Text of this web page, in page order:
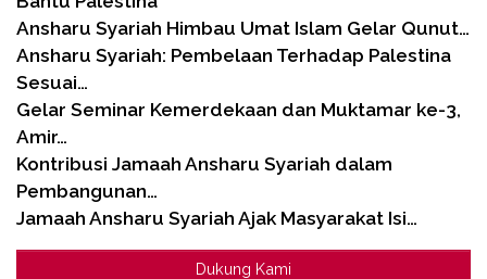
Ansharu Syariah Himbau Umat Islam Gelar Qunut…
Ansharu Syariah: Pembelaan Terhadap Palestina
Sesuai…
Gelar Seminar Kemerdekaan dan Muktamar ke-3,
Amir…
Kontribusi Jamaah Ansharu Syariah dalam
Pembangunan…
Jamaah Ansharu Syariah Ajak Masyarakat Isi…
Dukung Kami